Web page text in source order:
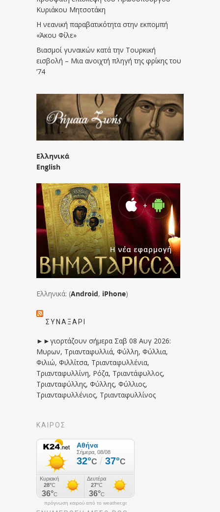
Κυριάκου Μητσοτάκη
Η νεανική παραβατικότητα στην εκπομπή
«Άκου Φίλε»
Βιασμοί γυναικών κατά την Τουρκική
εισβολή – Μια ανοιχτή πληγή της φρίκης του
’74
Ελληνικά
English
Ελληνικά: (Android, iPhone)
ΣΥΝΑΞΆΡΙ
►►γιορτάζουν σήμερα Σαβ 08 Αυγ 2026:
Μυρων, Τριανταφυλλιά, Φύλλη, Φύλλια,
Φιλιώ, Φιλλίτσα, Τριανταφυλλένια,
Τριανταφυλλίνη, Ρόζα, Τριαντάφυλλος,
Τριανταφύλλης, Φύλλης, Φύλλιος,
Τριανταφυλλένιος, Τριανταφυλλίνος
ΚΑΙΡΟΣ
πρόγνωση καιρού από το weather.gr